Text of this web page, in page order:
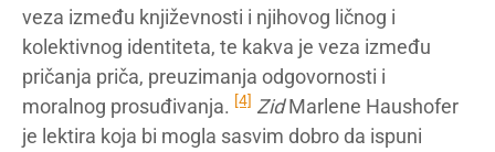
veza između književnosti i njihovog ličnog i
kolektivnog identiteta, te kakva je veza između
pričanja priča, preuzimanja odgovornosti i
moralnog prosuđivanja. [4] ZidMarlene Haushofer
je lektira koja bi mogla sasvim dobro da ispuni